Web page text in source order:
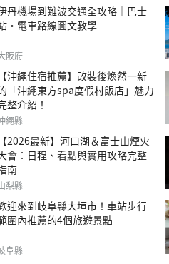
丹機場到難波交通全攻略｜巴士
・電車路線圖文教學
阪府
沖繩住宿推薦】改裝後煥然一新
「沖繩東方spa度假村飯店」魅力
整介紹！
繩縣
2026最新】河口湖＆富士山煙火
會：日程、看點與實用攻略完整
南
梨縣
迎來到岐阜縣大垣市！車站步行
圍內推薦的4個旅遊景點
阜縣